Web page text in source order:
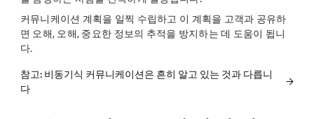
커뮤니케이션 계획을 일찍 수립하고 이 계획을 고객과 공유하
면 오해, 오해, 중요한 정보의 추적을 방지하는 데 도움이 됩니
다.
참고: 비동기식 커뮤니케이션은 흔히 알고 있는 것과 다릅니
다